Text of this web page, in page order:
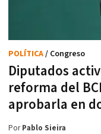
Diputados
reforma del
aprobarla en
POLÍTICA/ Congreso
PorPablo Sieira